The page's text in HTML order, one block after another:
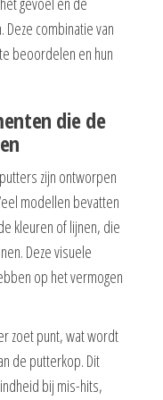
combinatie van
beoordelen en hun
die de
zijn ontworpen
modellen bevatten
kleuren of lijnen, die
Deze visuele
op het vermogen
zoet punt, wat wordt
de putterkop. Dit
bij mis-hits,